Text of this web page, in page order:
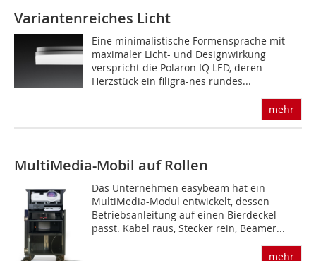
Variantenreiches Licht
Eine minimalistische Formensprache mit
maximaler Licht- und De­signwirkung
verspricht die Polaron IQ LED, deren
Herzstück ein filigra-nes rundes...
mehr
MultiMedia-Mobil auf Rollen
Das Unternehmen easybeam hat ein
MultiMedia-Modul entwickelt, dessen
Betriebsanleitung auf einen Bierdeckel
passt. Kabel raus, Stecker rein, Beamer...
mehr